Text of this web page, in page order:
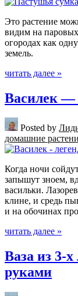
Это растение
видим на
огородах как
земель.
читать далее »
Василек —
Posted by
домашние
Когда ночи
запышут зноем,
васильки.
клине, и средь
и на обочинах
читать далее »
Ваза из 3-
руками